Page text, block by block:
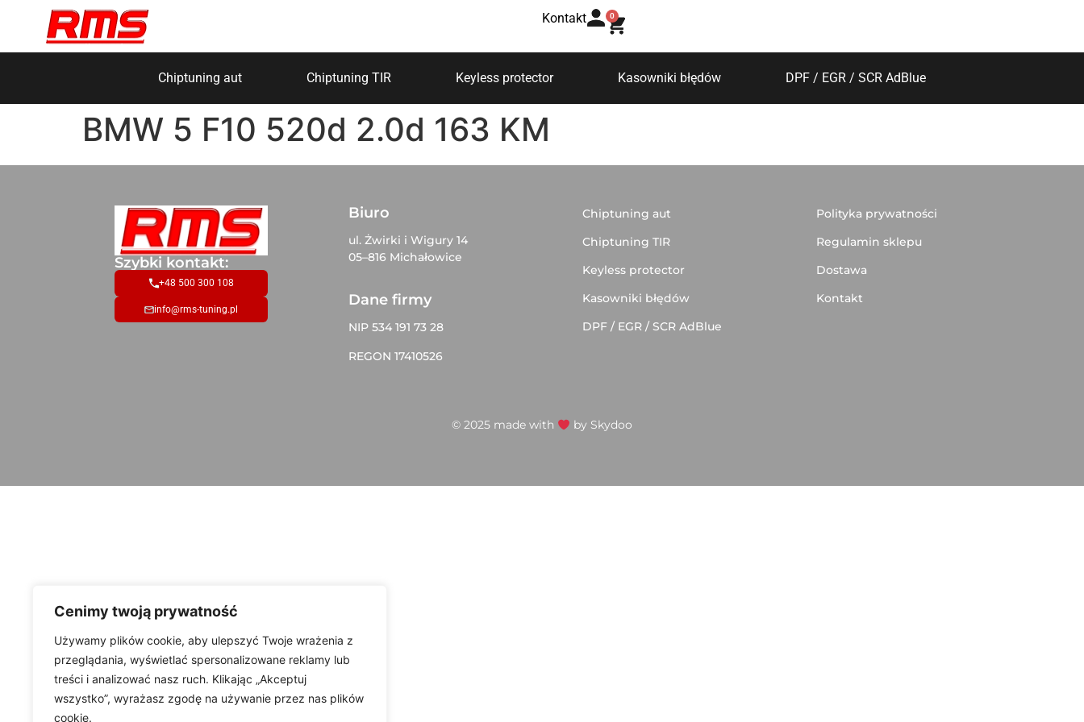
Cenimy twoją prywatność
Używamy plików cookie, aby ulepszyć Twoje wrażenia z
przeglądania, wyświetlać spersonalizowane reklamy lub
treści i analizować nasz ruch. Klikając „Akceptuj
wszystko”, wyrażasz zgodę na używanie przez nas plików
cookie.
Kontakt 0
Chiptuning aut Chiptuning TIR Keyless protector Kasowniki błędów DPF / EGR / SCR AdBlue
BMW 5 F10 520d 2.0d 163 KM
Szybki kontakt:
+48 500 300 108
info@rms-tuning.pl
Biuro
ul. Żwirki i Wigury 14
05–816 Michałowice
Dane firmy
NIP 534 191 73 28
REGON 17410526
Chiptuning aut
Chiptuning TIR
Keyless protector
Kasowniki błędów
DPF / EGR / SCR AdBlue
Polityka prywatności
Regulamin sklepu
Dostawa
Kontakt
© 2025 made with by Skydoo